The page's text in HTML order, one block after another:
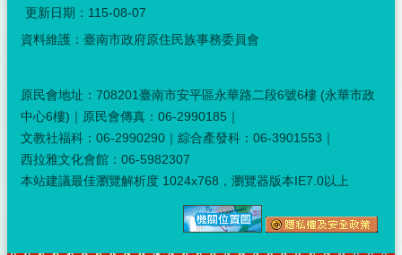
更新日期： 115-08-07
資料維護：臺南市政府原住民族事務委員會
原民會地址：708201臺南市安平區永華路二段6號6樓 (永華市政
中心6樓)｜原民會傳真：06-2990185｜
文教社福科：06-2990290｜綜合產發科：06-3901553｜
西拉雅文化會館：06-5982307
本站建議最佳瀏覽解析度 1024x768，瀏覽器版本IE7.0以上